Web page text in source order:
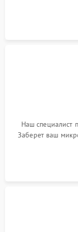
Наш специалист
Заберет ваш